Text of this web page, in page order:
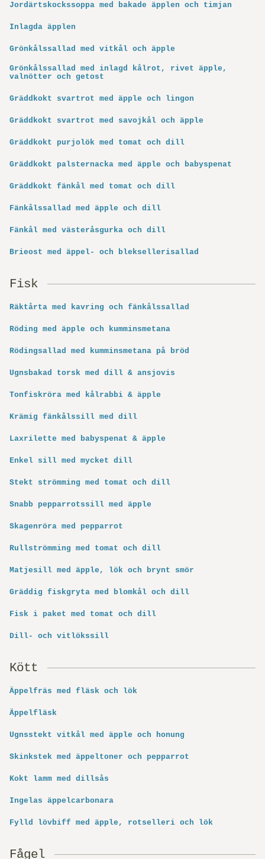
Jordärtskockssoppa med bakade äpplen och timjan
Inlagda äpplen
Grönkålssallad med vitkål och äpple
Grönkålssallad med inlagd kålrot, rivet äpple,
valnötter och getost
Gräddkokt svartrot med äpple och lingon
Gräddkokt svartrot med savojkål och äpple
Gräddkokt purjolök med tomat och dill
Gräddkokt palsternacka med äpple och babyspenat
Gräddkokt fänkål med tomat och dill
Fänkålssallad med äpple och dill
Fänkål med västeråsgurka och dill
Brieost med äppel- och bleksellerisallad
Fisk
Räktårta med kavring och fänkålssallad
Röding med äpple och kumminsmetana
Röding­sallad med kumminsmetana på bröd
Ugnsbakad torsk med dill & ansjovis
Tonfiskröra med kålrabbi & äpple
Krämig fänkålssill med dill
Laxrilette med babyspenat & äpple
Enkel sill med mycket dill
Stekt strömming med tomat och dill
Snabb pepparrotssill med äpple
Skagenröra med pepparrot
Rullströmming med tomat och dill
Matjesill med äpple, lök och brynt smör
Gräddig fiskgryta med blomkål och dill
Fisk i paket med tomat och dill
Dill- och vitlökssill
Kött
Äppelfräs med fläsk och lök
Äppelfläsk
Ugnsstekt vitkål med äpple och honung
Skinkstek med äppeltoner och pepparrot
Kokt lamm med dillsås
Ingelas äppelcarbonara
Fylld lövbiff med äpple, rotselleri och lök
Fågel